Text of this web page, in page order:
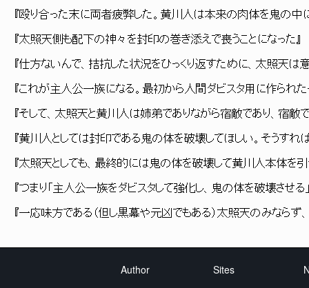
『殴り合った末に両者疲弊した。黄川人は本来の肉体を鬼の中
『太照天側も配下の神々を封印の巻き添えで喪うことになった』
『仕方ないんで、拮抗した状況をひっくり返すために、太照天
『これが主人公一族になる。最初から人間ダビスタ用に作られた
『そして、太照天と黄川人は姉弟でありながら宿敵であり、宿敵
『黄川人としては封印である鬼の体を破壊してほしい。そうすれ
『太照天としても、最終的には鬼の体を破壊して黄川人本体を引
『つまり「主人公一族をダビスタして強化し、鬼の体を破壊させ
『一応味方である（但し黒幕や元凶でもある）太照天のみなら
Author Sites